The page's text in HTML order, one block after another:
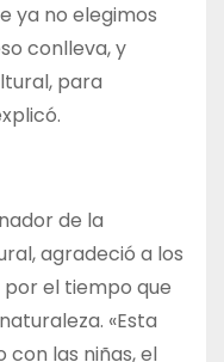
ya no elegimos
conlleva, y
para
de la
agradeció a los
el tiempo que
«Esta
las niñas, el